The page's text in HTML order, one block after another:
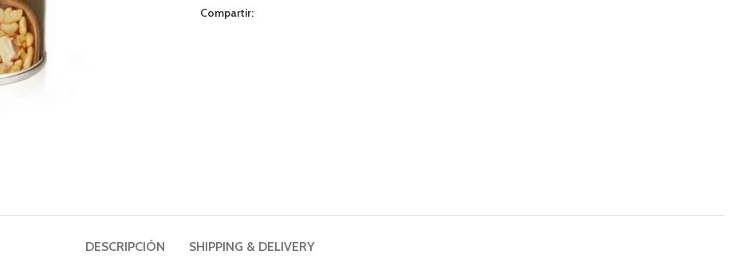
Compartir:
DESCRIPCIÓN SHIPPING & DELIVERY